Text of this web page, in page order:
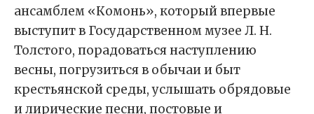
ансамблем «Комонь», который впервые
выступит в Государственном музее Л. Н.
Толстого, порадоваться наступлению
весны, погрузиться в обычаи и быт
крестьянской среды, услышать обрядовые
и лирические песни, постовые и